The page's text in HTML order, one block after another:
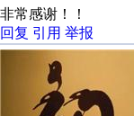
非常感谢！！
回复 引用 举报